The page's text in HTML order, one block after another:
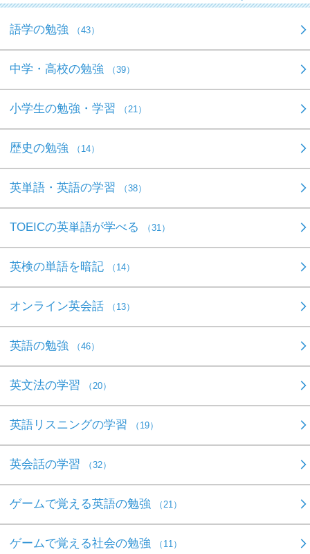
語学の勉強 （43）
中学・高校の勉強 （39）
小学生の勉強・学習 （21）
歴史の勉強 （14）
英単語・英語の学習 （38）
TOEICの英単語が学べる （31）
英検の単語を暗記 （14）
オンライン英会話 （13）
英語の勉強 （46）
英文法の学習 （20）
英語リスニングの学習 （19）
英会話の学習 （32）
ゲームで覚える英語の勉強 （21）
ゲームで覚える社会の勉強 （11）